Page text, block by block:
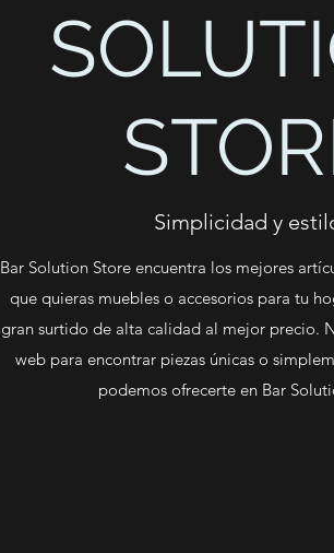
Simplicidad y
Bar Solution Store encuentra los mejores
que quieras muebles o accesorios para tu
gran surtido de alta calidad al mejor precio.
web para encontrar piezas únicas o
podemos ofrecerte en Bar